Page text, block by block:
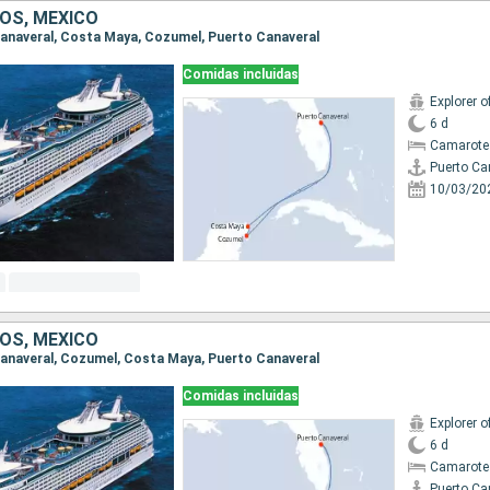
MÉXICO
Costa Maya, Cozumel, Puerto Canaveral
Comidas incluidas
Explorer
6 d
Puerto
10/03/
MÉXICO
Cozumel, Costa Maya, Puerto Canaveral
Comidas incluidas
Explorer
6 d